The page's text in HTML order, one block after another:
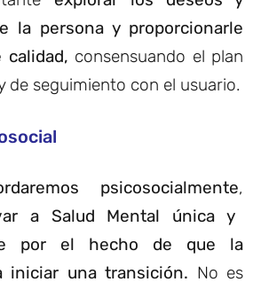
la persona y proporcionarle
calidad, consensuando el plan
de seguimiento con el usuario.
psicosocialmente,
a Salud Mental única y
por el hecho de que la
iniciar una transición. No es